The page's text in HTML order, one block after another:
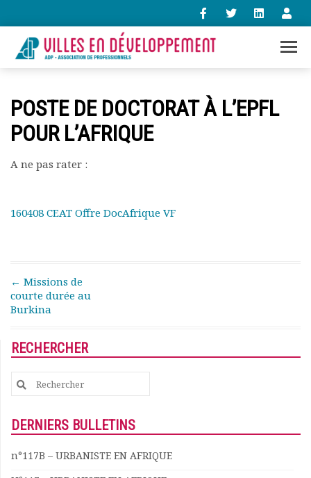
contact@villes-developpement.org
L’association
Le bureau
Assemblées générales
Comptes rendus mensuels
Nous rejoindre
Le bulletin
Présentation du bulletin
Bulletins Villes en
développement
Kiosk
POSTE DE DOCTORAT À L’EPFL
POUR L’AFRIQUE
A ne pas rater :
160408 CEAT Offre DocAfrique VF
Post navigation
← Missions de
courte durée au
Burkina
RECHERCHER
Search
for:
DERNIERS BULLETINS
n°117B – URBANISTE EN AFRIQUE